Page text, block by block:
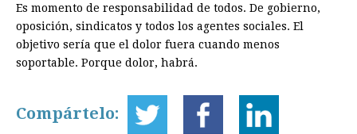
Es momento de responsabilidad de todos. De gobierno,
oposición, sindicatos y todos los agentes sociales. El
objetivo sería que el dolor fuera cuando menos
soportable. Porque dolor, habrá.
Compártelo: